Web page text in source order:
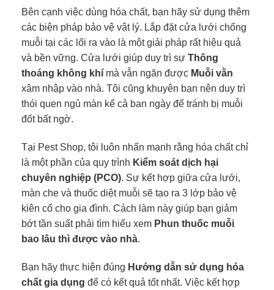
Bên cạnh việc dùng hóa chất, bạn hãy sử dụng thêm
các biện pháp bảo vệ vật lý. Lắp đặt cửa lưới chống
muỗi tại các lối ra vào là một giải pháp rất hiệu quả
và bền vững. Cửa lưới giúp duy trì sự Thông
thoáng không khí mà vẫn ngăn được Muỗi vằn
xâm nhập vào nhà. Tôi cũng khuyên bạn nên duy trì
thói quen ngủ màn kể cả ban ngày để tránh bị muỗi
đốt bất ngờ.
Tại Pest Shop, tôi luôn nhấn mạnh rằng hóa chất chỉ
là một phần của quy trình Kiểm soát dịch hại
chuyên nghiệp (PCO). Sự kết hợp giữa cửa lưới,
màn che và thuốc diệt muỗi sẽ tạo ra 3 lớp bảo vệ
kiên cố cho gia đình. Cách làm này giúp bạn giảm
bớt tần suất phải tìm hiểu xem Phun thuốc muỗi
bao lâu thì được vào nhà.
Bạn hãy thực hiện đúng Hướng dẫn sử dụng hóa
chất gia dụng để có kết quả tốt nhất. Việc kết hợp